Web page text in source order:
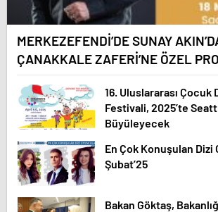
MERKEZEFENDİ’DE SUNAY
ÇANAKKALE ZAFERİ’NE ÖZEL
16. Uluslararası Çocuk
Festivali, 2025’te
Büyüleyecek
En Çok Konuşulan Dizi
Şubat’25
Bakan Göktaş,